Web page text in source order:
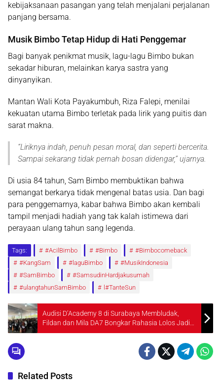
kebijaksanaan pasangan yang telah menjalani perjalanan
panjang bersama.
Musik Bimbo Tetap Hidup di Hati Penggemar
Bagi banyak penikmat musik, lagu-lagu Bimbo bukan
sekadar hiburan, melainkan karya sastra yang
dinyanyikan.
Mantan Wali Kota Payakumbuh, Riza Falepi, menilai
kekuatan utama Bimbo terletak pada lirik yang puitis dan
sarat makna.
“Liriknya indah, penuh pesan moral, dan seperti bercerita.
Sampai sekarang tidak pernah bosan didengar,” ujarnya.
Di usia 84 tahun, Sam Bimbo membuktikan bahwa
semangat berkarya tidak mengenal batas usia. Dan bagi
para penggemarnya, kabar bahwa Bimbo akan kembali
tampil menjadi hadiah yang tak kalah istimewa dari
perayaan ulang tahun sang legenda.
Tags: #AcilBimbo #Bimbo
#Bimbocomeback
#KangSam
#laguBimbo
#MusikIndonesia
#SamBimbo
#SamsudinHardjakusumah
#ulangtahunSamBimbo
l#TanteSun
Audisi D’Academy 8 di Surabaya Membludak,
Fildan dan Mila DA7 Bongkar Rahasia Lolos Jadi
Bintang Dangdut
Related Posts